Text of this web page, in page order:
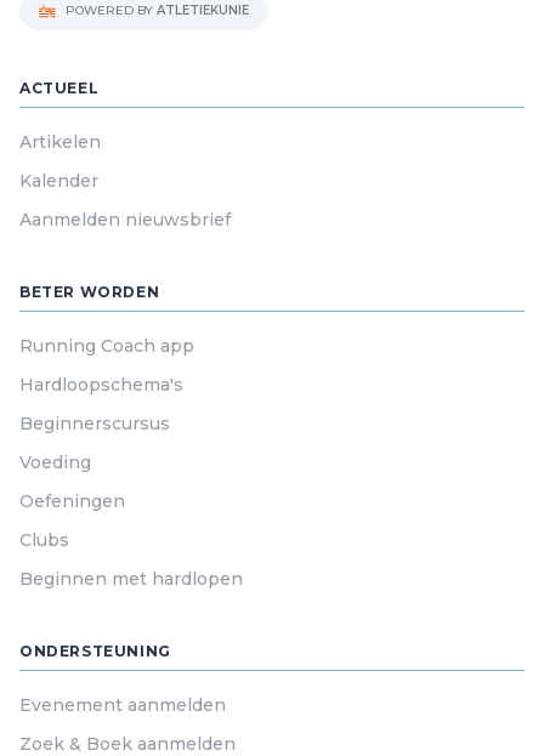
POWERED BY ATLETIEKUNIE
ACTUEEL
Artikelen
Kalender
Aanmelden nieuwsbrief
BETER WORDEN
Running Coach app
Hardloopschema's
Beginnerscursus
Voeding
Oefeningen
Clubs
Beginnen met hardlopen
ONDERSTEUNING
Evenement aanmelden
Zoek & Boek aanmelden